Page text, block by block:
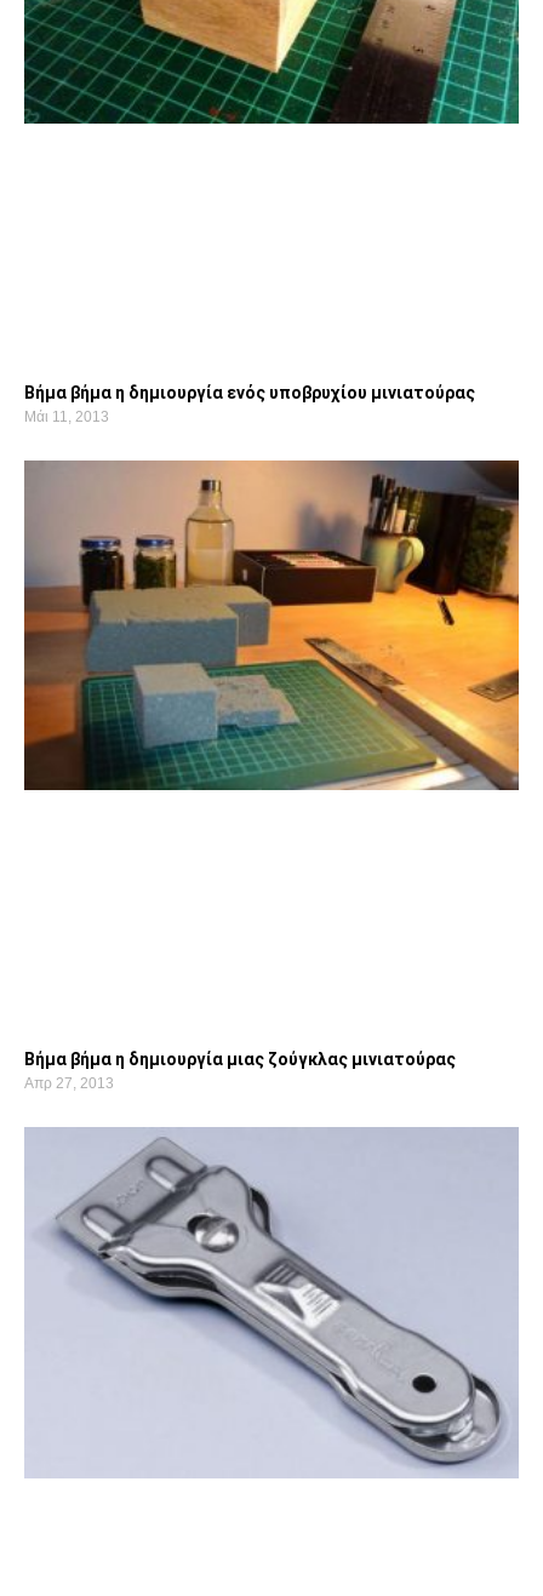
Βήμα βήμα η δημιουργία ενός υποβρυχίου μινιατούρας
Μάι 11, 2013
Βήμα βήμα η δημιουργία μιας ζούγκλας μινιατούρας
Απρ 27, 2013